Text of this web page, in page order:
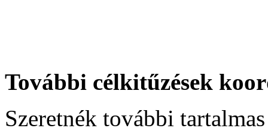
További célkitűzések
Szeretnék további